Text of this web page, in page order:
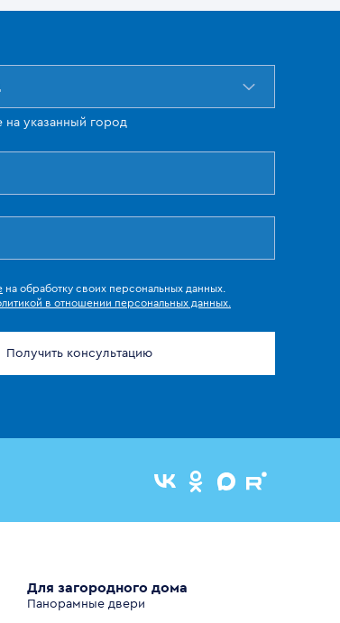
на указанный город
на обработку своих персональных данных.
в отношении персональных данных.
Получить консультацию
Для загородного дома
Панорамные двери